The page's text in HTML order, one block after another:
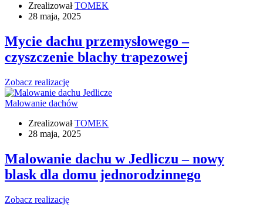
ZrealizowałTOMEK
28 maja, 2025
Mycie dachu przemysłowego –
czyszczenie blachy trapezowej
Zobacz realizację
Malowanie dachów
ZrealizowałTOMEK
28 maja, 2025
Malowanie dachu w Jedliczu – nowy
blask dla domu jednorodzinnego
Zobacz realizację